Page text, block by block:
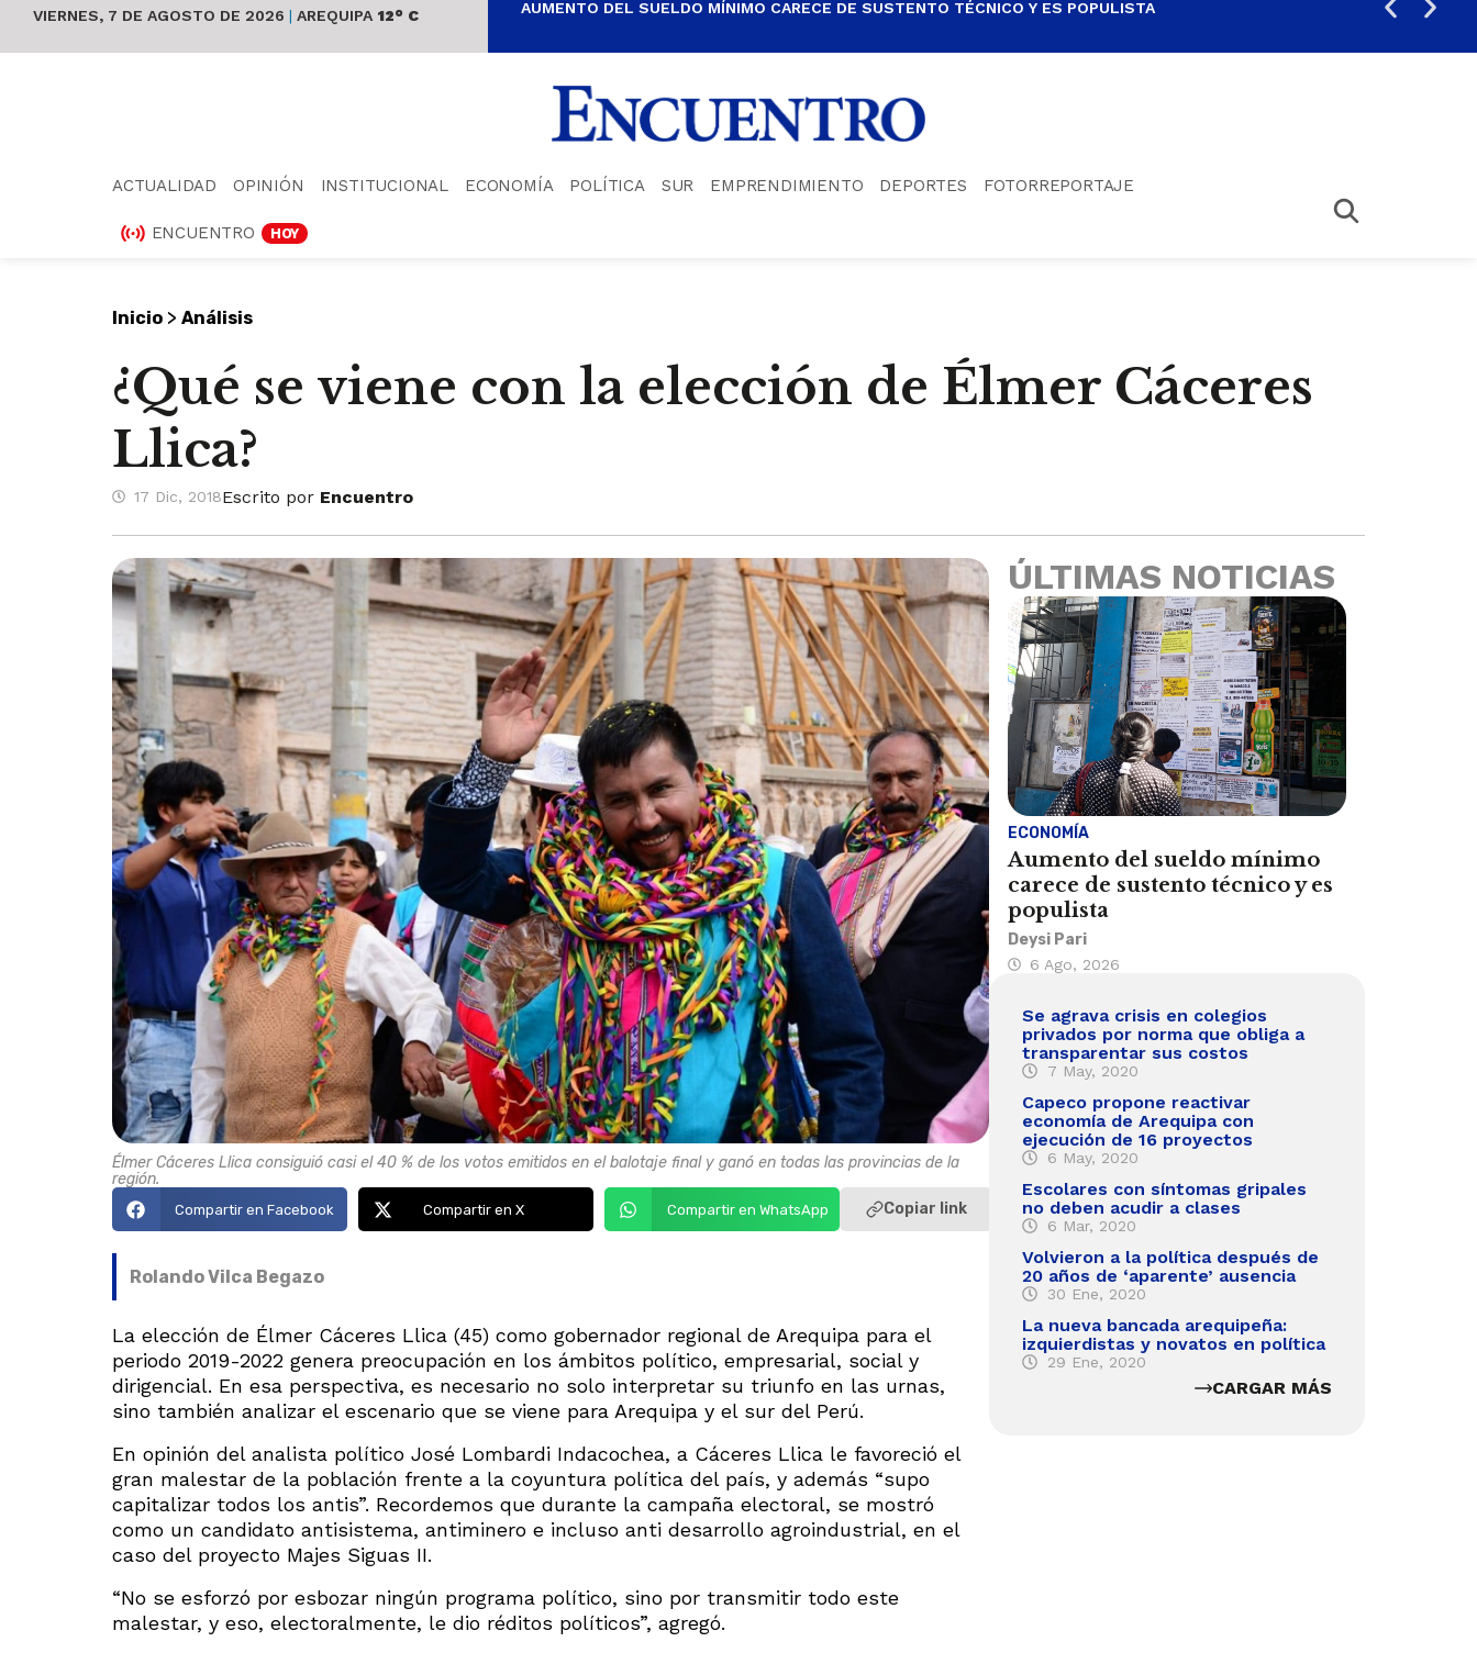
VIERNES, 7 DE AGOSTO DE 2026 | AREQUIPA 12° C AUMENTO DEL SUELDO MÍNIMO CARECE DE SUSTENTO TÉCNICO Y ES POPULISTA
ACTUALIDAD OPINIÓN INSTITUCIONAL ECONOMÍA POLÍTICA SUR EMPRENDIMIENTO DEPORTES FOTORREPORTAJE
ENCUENTRO HOY
Inicio > Análisis
¿Qué se viene con la elección de Élmer Cáceres
Llica?
17 Dic, 2018Escrito por Encuentro
Élmer Cáceres Llica consiguió casi el 40 % de los votos emitidos en el balotaje final y ganó en todas las provincias de la
región.
Compartir en Facebook Compartir en X Compartir en WhatsApp Copiar link
Rolando Vilca Begazo
La elección de Élmer Cáceres Llica (45) como gobernador regional de Arequipa para el
periodo 2019-2022 genera preocupación en los ámbitos político, empresarial, social y
dirigencial. En esa perspectiva, es necesario no solo interpretar su triunfo en las urnas,
sino también analizar el escenario que se viene para Arequipa y el sur del Perú.
En opinión del analista político José Lombardi Indacochea, a Cáceres Llica le favoreció el
gran malestar de la población frente a la coyuntura política del país, y además “supo
capitalizar todos los antis”. Recordemos que durante la campaña electoral, se mostró
como un candidato antisistema, antiminero e incluso anti desarrollo agroindustrial, en el
caso del proyecto Majes Siguas II.
“No se esforzó por esbozar ningún programa político, sino por transmitir todo este
malestar, y eso, electoralmente, le dio réditos políticos”, agregó.
ÚLTIMAS NOTICIAS
ECONOMÍA
Aumento del sueldo mínimo
carece de sustento técnico y es
populista
Deysi Pari
6 Ago, 2026
Se agrava crisis en colegios
privados por norma que obliga a
transparentar sus costos
7 May, 2020
Capeco propone reactivar
economía de Arequipa con
ejecución de 16 proyectos
6 May, 2020
Escolares con síntomas gripales
no deben acudir a clases
6 Mar, 2020
Volvieron a la política después de
20 años de ‘aparente’ ausencia
30 Ene, 2020
La nueva bancada arequipeña:
izquierdistas y novatos en política
29 Ene, 2020
CARGAR MÁS